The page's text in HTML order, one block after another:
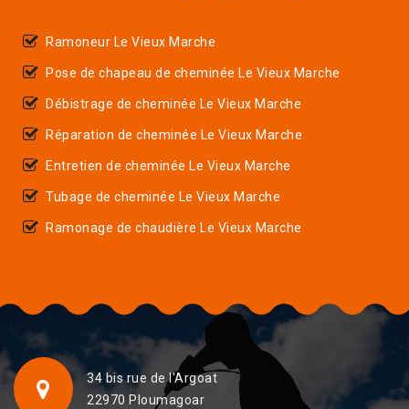
Ramoneur Le Vieux Marche
Pose de chapeau de cheminée Le Vieux Marche
Débistrage de cheminée Le Vieux Marche
Réparation de cheminée Le Vieux Marche
Entretien de cheminée Le Vieux Marche
Tubage de cheminée Le Vieux Marche
Ramonage de chaudière Le Vieux Marche
34 bis rue de l'Argoat
22970 Ploumagoar